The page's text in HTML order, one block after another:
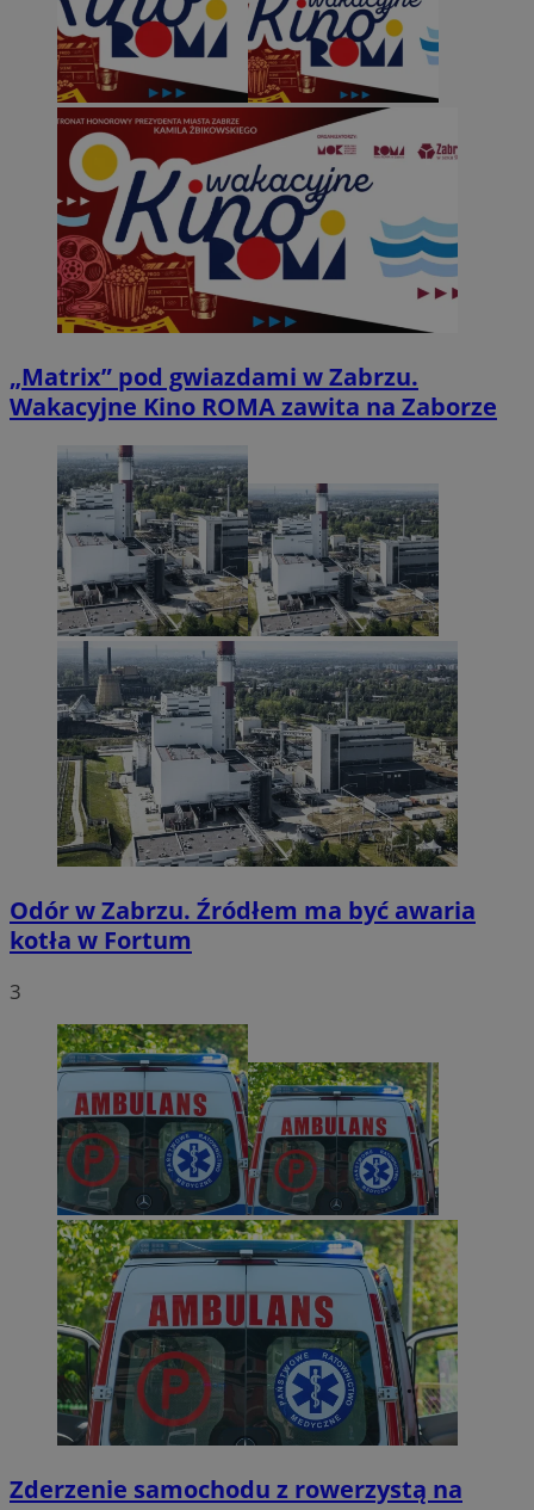
„Matrix” pod gwiazdami w Zabrzu.
Wakacyjne Kino ROMA zawita na Zaborze
Odór w Zabrzu. Źródłem ma być awaria
kotła w Fortum
3
Zderzenie samochodu z rowerzystą na